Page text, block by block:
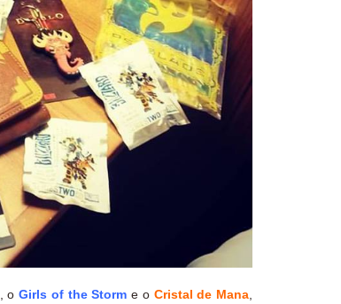
, o Girls of the Storm e oCristal de Mana,